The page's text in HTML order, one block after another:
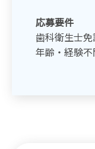
応募要件
歯科衛生士
年齢・経験不